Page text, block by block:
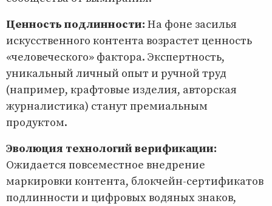
Ценность подлинности: На фоне засилья
искусственного контента возрастет ценность
«человеческого» фактора. Экспертность,
уникальный личный опыт и ручной труд
(например, крафтовые изделия, авторская
журналистика) станут премиальным
продуктом.
Эволюция технологий верификации:
Ожидается повсеместное внедрение
маркировки контента, блокчейн-сертификатов
подлинности и цифровых водяных знаков,